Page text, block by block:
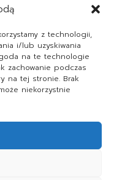
z technologii,
i/lub uzyskiwania
na te technologie
zachowanie podczas
na tej stronie. Brak
niekorzystnie